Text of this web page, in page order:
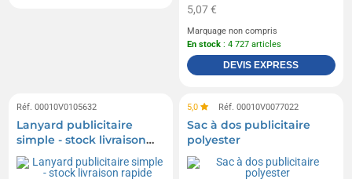
5,07 €
Marquage non compris
En stock : 4 727 articles
DEVIS EXPRESS
Réf. 00010V0105632
Lanyard publicitaire
simple - stock livraison
rapide
5,0 Réf. 00010V0077022
Sac à dos publicitaire
polyester